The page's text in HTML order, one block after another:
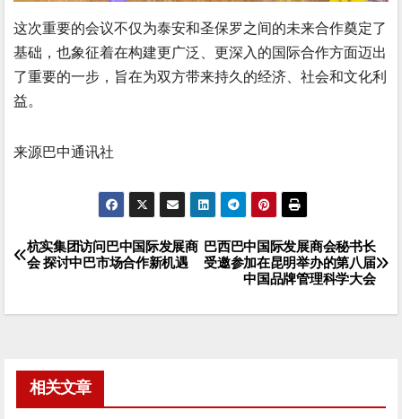
这次重要的会议不仅为泰安和圣保罗之间的未来合作奠定了
基础，也象征着在构建更广泛、更深入的国际合作方面迈出
了重要的一步，旨在为双方带来持久的经济、社会和文化利
益。
来源巴中通讯社
文
航
巴西巴中国际发展商会秘书长
受邀参加在昆明举办的第八届
中国品牌管理科学大会
杭实集团访问巴中国际发展商
会 探讨中巴市场合作新机遇
相关文章